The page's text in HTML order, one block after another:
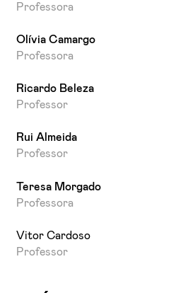
Professora
Olívia Camargo
Professora
Ricardo Beleza
Professor
Rui Almeida
Professor
Teresa Morgado
Professora
Vitor Cardoso
Professor